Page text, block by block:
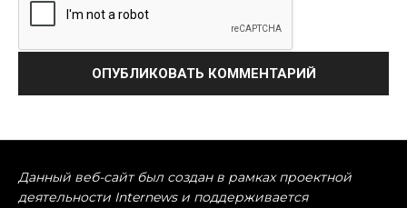
Данный веб-сайт был создан в рамках проектной
деятельности Internews и поддерживается